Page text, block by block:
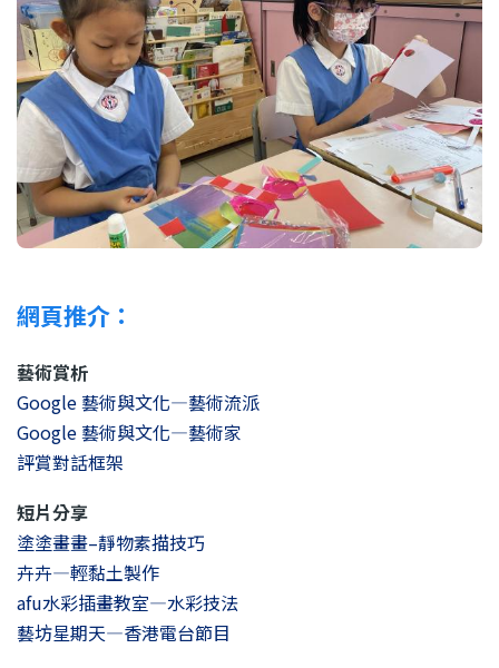
網頁推介：
藝術賞析
Google 藝術與文化—藝術流派
Google 藝術與文化—藝術家
評賞對話框架
短片分享
塗塗畫畫–靜物素描技巧
卉卉—輕黏土製作
afu水彩插畫教室—水彩技法
藝坊星期天—香港電台節目